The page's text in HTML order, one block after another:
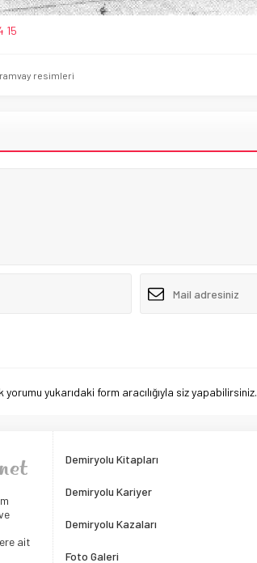
15
resimleri
yorumu yukarıdaki form aracılığıyla siz yapabilirsiniz.
ait
Demiryolu Kitapları
Demiryolu Kariyer
Demiryolu Kazaları
Foto Galeri